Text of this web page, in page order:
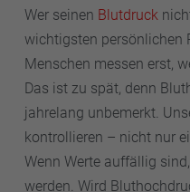
Wer seinen Blutdruck
wichtigsten persönlichen
Menschen messen erst,
Das ist zu spät, denn
jahrelang unbemerkt.
kontrollieren – nicht nur
Wenn Werte auffällig
werden. Wird